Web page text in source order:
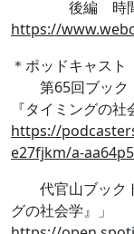
後編 時間の
https://
＊ポッドキャスト
第65回ブック
『タイミングの社
https://
e27fjkm/a-
代官山ブックト
グの社会学』」